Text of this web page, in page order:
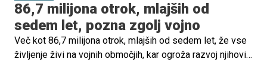
86,7 milijona otrok, mlajših od
sedem let, pozna zgolj vojno
Več kot 86,7 milijona otrok, mlajših od sedem let, že vse
življenje živi na vojnih območjih, kar ogroža razvoj njihovih